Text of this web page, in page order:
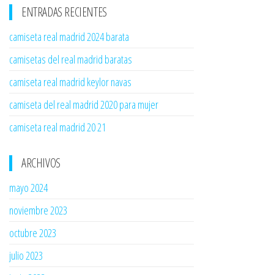
ENTRADAS RECIENTES
camiseta real madrid 2024 barata
camisetas del real madrid baratas
camiseta real madrid keylor navas
camiseta del real madrid 2020 para mujer
camiseta real madrid 20 21
ARCHIVOS
mayo 2024
noviembre 2023
octubre 2023
julio 2023